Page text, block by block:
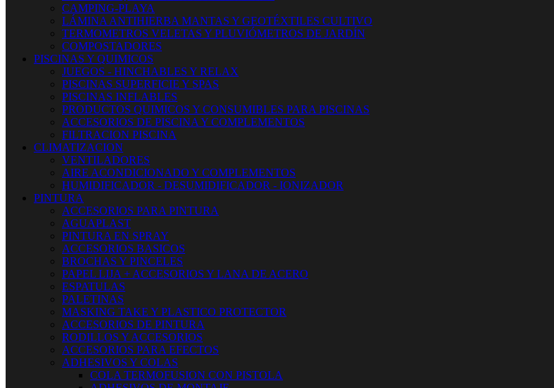
CAMPING-PLAYA
LÁMINA ANTIHIERBA MANTAS Y GEOTÉXTILES CULTIVO
TERMOMETROS VELETAS Y PLUVIÓMETROS DE JARDÍN
COMPOSTADORES
PISCINAS Y QUIMICOS
JUEGOS - HINCHABLES Y RELAX
PISCINAS SUPERFICIE Y SPAS
PISCINAS INFLABLES
PRODUCTOS QUIMICOS Y CONSUMIBLES PARA PISCINAS
ACCESORIOS DE PISCINA Y COMPLEMENTOS
FILTRACION PISCINA
CLIMATIZACION
VENTILADORES
AIRE ACONDICIONADO Y COMPLEMENTOS
HUMIDIFICADOR - DESUMIDIFICADOR - IONIZADOR
PINTURA
ACCESORIOS PARA PINTURA
AGUAPLAST
PINTURA EN SPRAY
ACCESORIOS BASICOS
BROCHAS Y PINCELES
PAPEL LIJA + ACCESORIOS Y LANA DE ACERO
ESPATULAS
PALETINAS
MASKING TAKE Y PLASTICO PROTECTOR
ACCESORIOS DE PINTURA
RODILLOS Y ACCESORIOS
ACCESORIOS PARA EFECTOS
ADHESIVOS Y COLAS
COLA TERMOFUSION CON PISTOLA